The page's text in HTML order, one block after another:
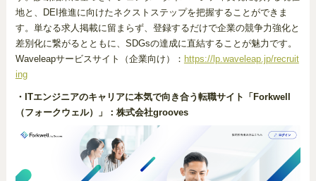
地と、DEI推進に向けたネクストステップを把握することができま
す。単なる求人掲載に留まらず、登録するだけで企業の競争力強化と
差別化に繋がるとともに、SDGsの達成に直結することが魅力です。
Waveleapサービスサイト（企業向け）： https://lp.waveleap.jp/recruit
ing
・ITエンジニアのキャリアに本気で向き合う転職サイト「Forkwell
（フォークウェル）」：株式会社grooves